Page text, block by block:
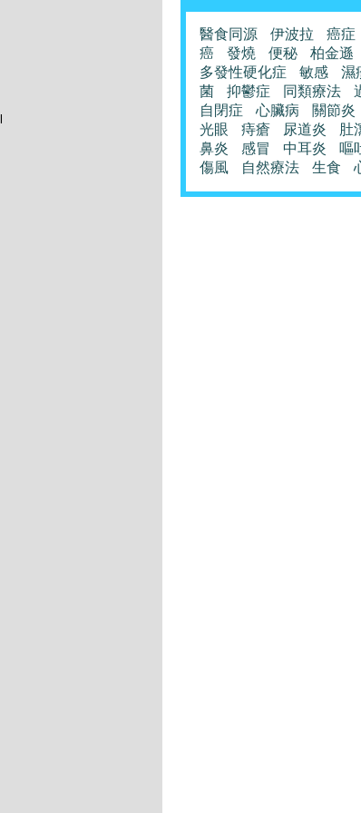
醫食同源 伊波拉 癌症
癌
發燒 便秘 柏金遜
多發性硬化症
敏感 濕
菌
抑鬱症 同類療法
自閉症
心臟病 關節炎
光眼
痔瘡 尿道炎 肚
鼻炎
感冒 中耳炎 嘔
傷風
自然療法 生食